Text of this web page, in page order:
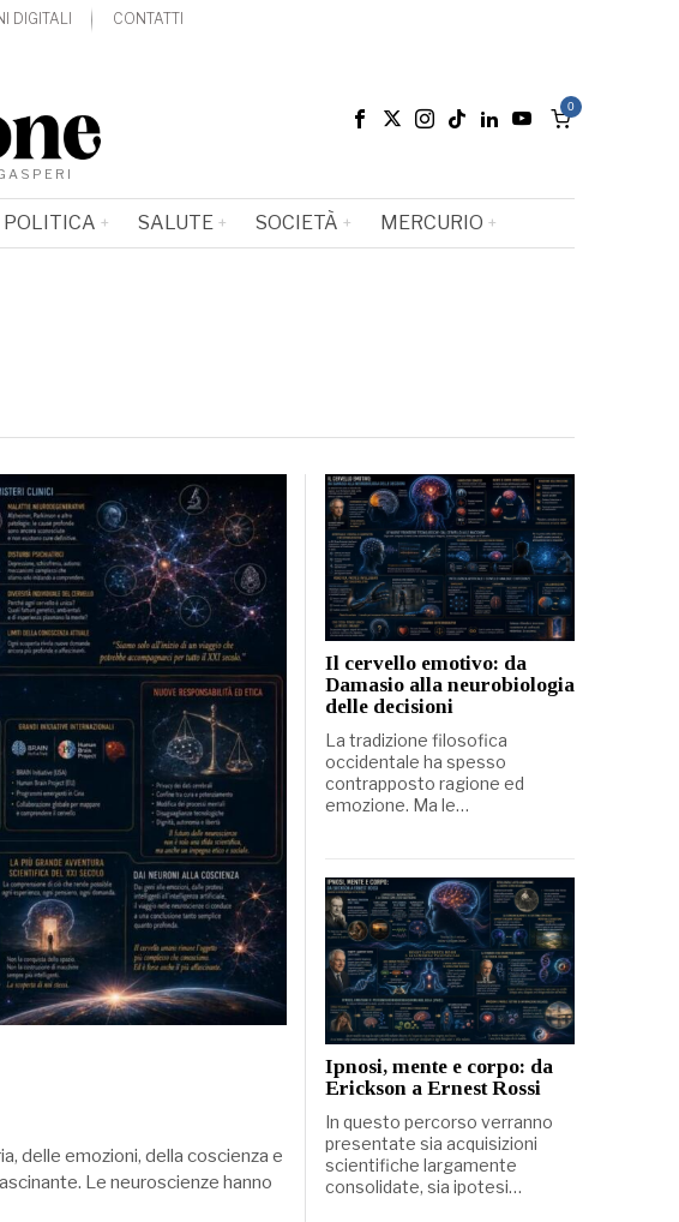
DIGITALI CONTATTI
0
POLITICA SALUTE SOCIETÀ MERCURIO
delle emozioni, della coscienza e
Le neuroscienze hanno
Il cervello emotivo: da
Damasio alla neurobiologia
delle decisioni
La tradizione filosofica
occidentale ha spesso
contrapposto ragione ed
emozione. Ma le…
Ipnosi, mente e corpo: da
Erickson a Ernest Rossi
In questo percorso verranno
presentate sia acquisizioni
scientifiche largamente
consolidate, sia ipotesi…